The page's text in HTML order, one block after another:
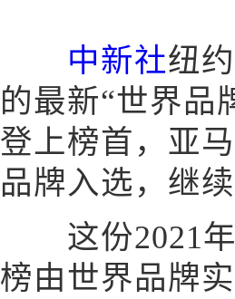
中新社纽
的最新“世界品
登上榜首，亚
品牌入选，继
这份2021年
榜由世界品牌